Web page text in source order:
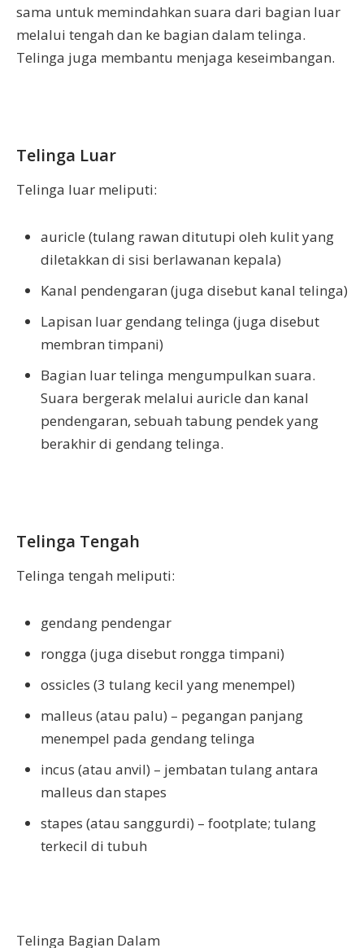
sama untuk memindahkan suara dari bagian luar
melalui tengah dan ke bagian dalam telinga.
Telinga juga membantu menjaga keseimbangan.
Telinga Luar
Telinga luar meliputi:
auricle (tulang rawan ditutupi oleh kulit yang
diletakkan di sisi berlawanan kepala)
Kanal pendengaran (juga disebut kanal telinga)
Lapisan luar gendang telinga (juga disebut
membran timpani)
Bagian luar telinga mengumpulkan suara.
Suara bergerak melalui auricle dan kanal
pendengaran, sebuah tabung pendek yang
berakhir di gendang telinga.
Telinga Tengah
Telinga tengah meliputi:
gendang pendengar
rongga (juga disebut rongga timpani)
ossicles (3 tulang kecil yang menempel)
malleus (atau palu) – pegangan panjang
menempel pada gendang telinga
incus (atau anvil) – jembatan tulang antara
malleus dan stapes
stapes (atau sanggurdi) – footplate; tulang
terkecil di tubuh
Telinga Bagian Dalam